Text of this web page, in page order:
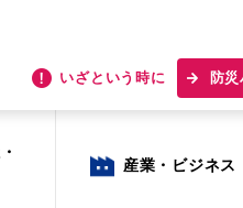
いざという時に 防
いざという時に 防
産業・ビジネス
産業・ビジネス